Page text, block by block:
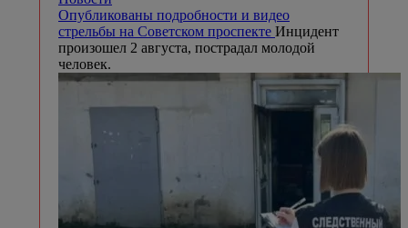
Опубликованы подробности и видео
стрельбы на Советском проспекте Инцидент
произошел 2 августа, пострадал молодой
человек.